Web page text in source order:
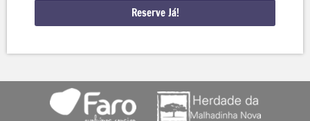
Reserve Já!